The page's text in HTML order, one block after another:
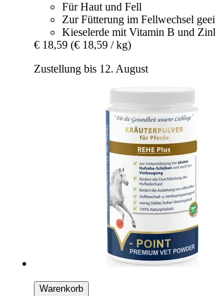
Für Haut und Fell
Zur Fütterung im Fellwechsel
Kieselerde mit Vitamin B und
€ 18,59 (€ 18,59 / kg)
Zustellung bis 12. August
Warenkorb